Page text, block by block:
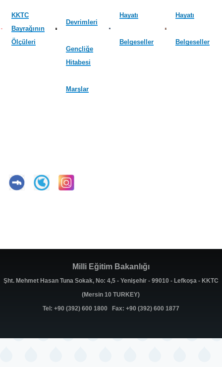
KKTC
Bayrağının
Ölçüleri
Devrimleri
Gençliğe
Hitabesi
Marşlar
Hayatı
Belgeseller
Hayatı
Belgeseller
Milli Eğitim Bakanlığı
Şht. Mehmet Hasan Tuna Sokak, No: 4,5 - Yenişehir - 99010 - Lefkoşa - KKTC
(Mersin 10 TURKEY)
Tel: +90 (392) 600 1800 Fax: +90 (392) 600 1877